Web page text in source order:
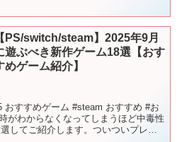
【PS/switch/steam】2025年9月
遊ぶべき新作ゲーム18選【おす
めゲーム紹介】
おすすめゲーム #steam おすすめ #お
がわからなくなってしまうほど中毒性
してご紹介します。ついついプレイ